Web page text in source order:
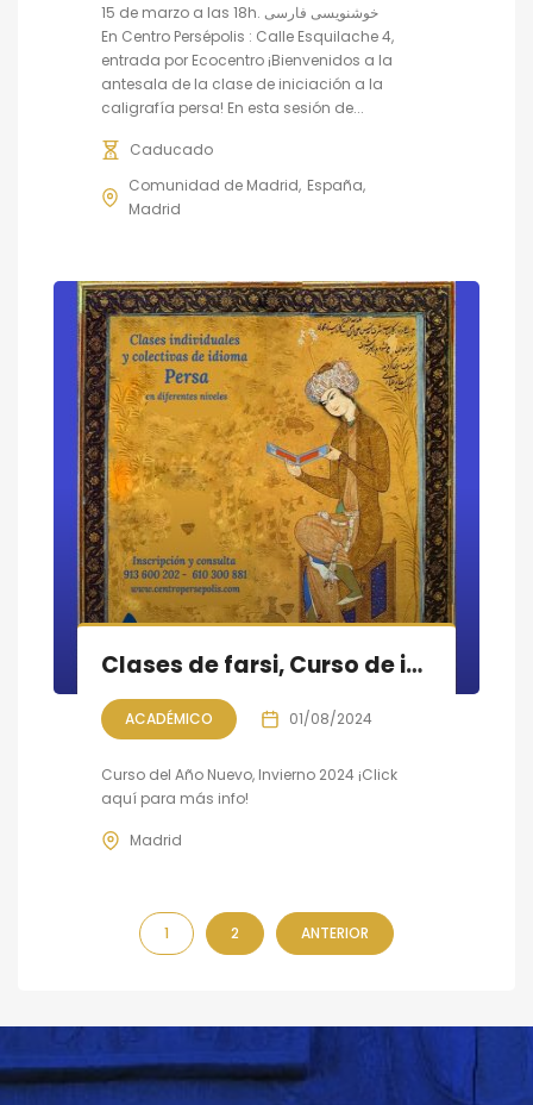
15 de marzo a las 18h. خوشنویسی فارسی
En Centro Persépolis : Calle Esquilache 4,
entrada por Ecocentro ¡Bienvenidos a la
antesala de la clase de iniciación a la
caligrafía persa! En esta sesión de...
Caducado
Comunidad de Madrid España
Madrid
Clases de farsi, Curso de invierno 2024
ACADÉMICO 01/08/2024
Curso del Año Nuevo, Invierno 2024 ¡Click
aquí para más info!
Madrid
1 2 ANTERIOR